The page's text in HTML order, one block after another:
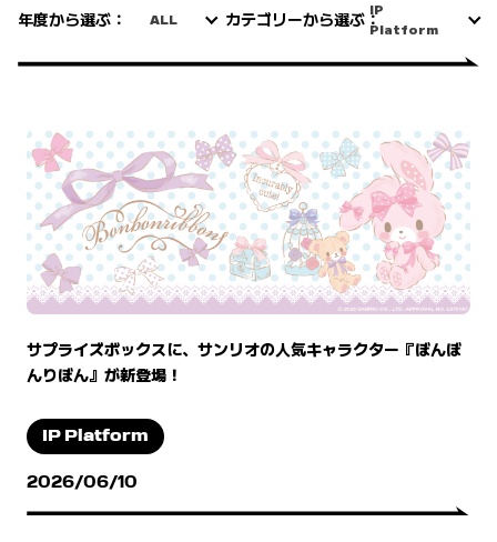
年度から選ぶ： ALL カテゴリーから選ぶ：
IP
Platform
サプライズボックスに、サンリオの人気キャラクター『ぼんぼ
んりぼん』が新登場！
IP Platform
2026/06/10